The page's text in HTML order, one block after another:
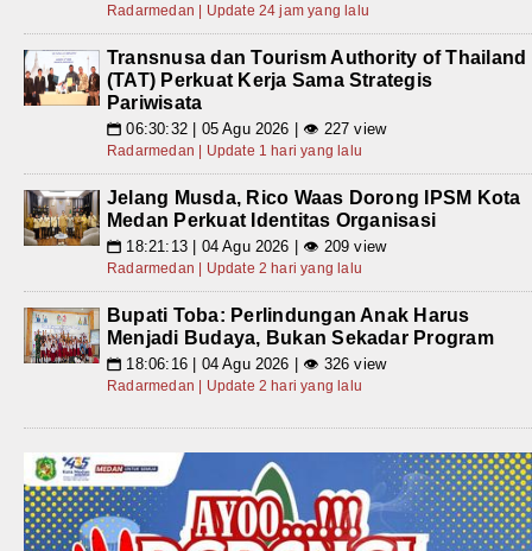
Radarmedan | Update 24 jam yang lalu
Transnusa dan Tourism Authority of Thailand
(TAT) Perkuat Kerja Sama Strategis
Pariwisata
📅 06:30:32 | 05 Agu 2026 | 👁 227 view
Radarmedan | Update 1 hari yang lalu
Jelang Musda, Rico Waas Dorong IPSM Kota
Medan Perkuat Identitas Organisasi
📅 18:21:13 | 04 Agu 2026 | 👁 209 view
Radarmedan | Update 2 hari yang lalu
Bupati Toba: Perlindungan Anak Harus
Menjadi Budaya, Bukan Sekadar Program
📅 18:06:16 | 04 Agu 2026 | 👁 326 view
Radarmedan | Update 2 hari yang lalu